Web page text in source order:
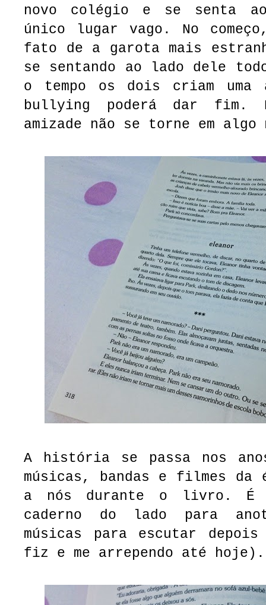
novo colégio e se senta
único lugar vago. No
fato de a garota mais
se sentando ao lado dele
o tempo os dois criam uma
bullying poderá dar fim.
amizade não se torne em
A história se passa nos
músicas, bandas e filmes da
a nós durante o livro. É
caderno do lado para
músicas para escutar
fiz e me arrependo até hoje).